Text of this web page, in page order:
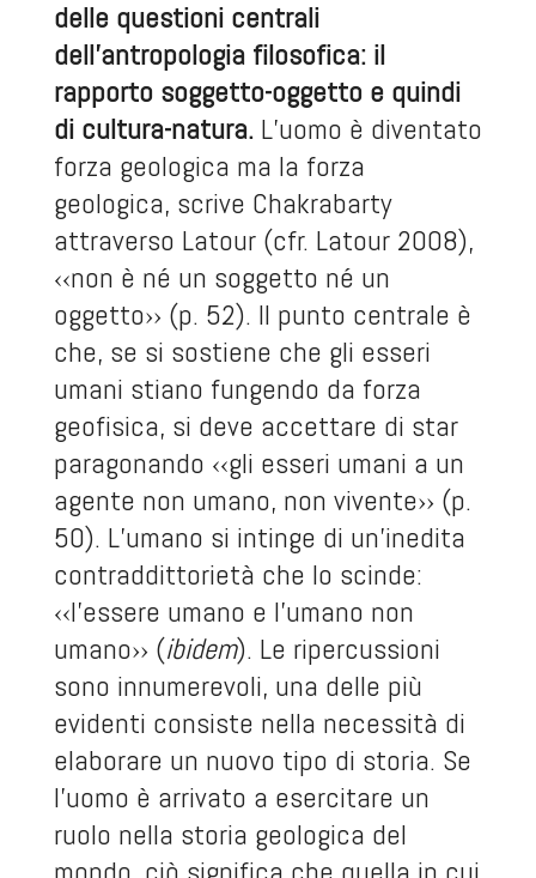
delle questioni centrali
dell’antropologia filosofica: il
rapporto soggetto-oggetto e quindi
di cultura-natura.L’uomo è diventato
forza geologica ma la forza
geologica, scrive Chakrabarty
attraverso Latour (cfr. Latour 2008),
‹‹non è né un soggetto né un
oggetto›› (p. 52). Il punto centrale è
che, se si sostiene che gli esseri
umani stiano fungendo da forza
geofisica, si deve accettare di star
paragonando ‹‹gli esseri umani a un
agente non umano, non vivente›› (p.
50). L’umano si intinge di un’inedita
contraddittorietà che lo scinde:
‹‹l’essere umano e l’umano non
umano›› (ibidem). Le ripercussioni
sono innumerevoli, una delle più
evidenti consiste nella necessità di
elaborare un nuovo tipo di storia. Se
l’uomo è arrivato a esercitare un
ruolo nella storia geologica del